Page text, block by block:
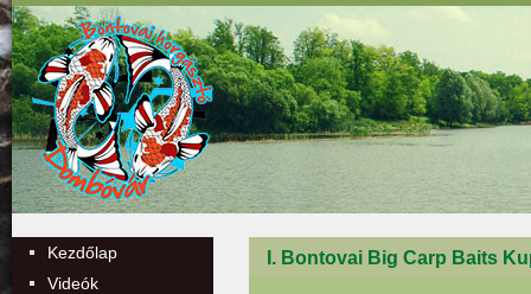
Kezdőlap
Videók
I. Bontovai Big Carp Baits